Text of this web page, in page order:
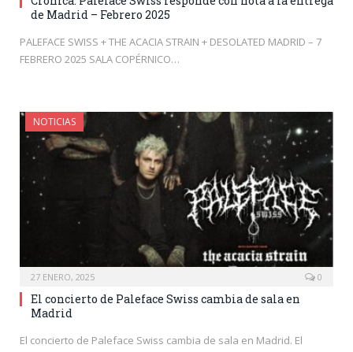
de Madrid – Febrero 2025
PALEFACE SWISS + THE ACACIA STRAIN + DESOLATED MADRID – 7
FEBRERO 2025 SALA COPÉRNICO…
NOTICIAS
27 ENERO, 2025 0
El concierto de Paleface Swiss cambia de sala en
Madrid
El concierto de Paleface Swiss cambia de sala en Madrid. El